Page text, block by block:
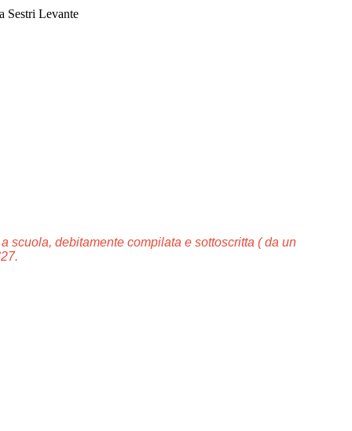
Sestri Levante
scuola, debitamente compilata e sottoscritta (da un